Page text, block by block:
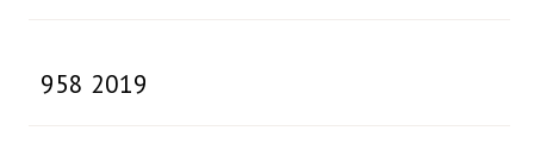
958 2019